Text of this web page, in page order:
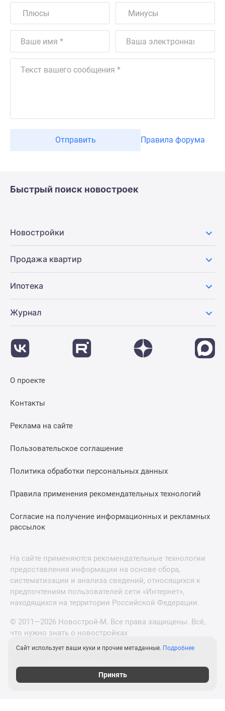
Отправить Правила форума
Быстрый поиск новостроек
Новостройки
Продажа квартир
Ипотека
Журнал
О проекте
Контакты
Реклама на сайте
Пользовательское соглашение
Политика обработки персональных данных
Правила применения рекомендательных технологий
Согласие на получение информационных и рекламных
рассылок
На сайте применяются рекомендательные технологии
предоставления информации на основе сбора,
систематизации и анализа сведений, относящихся к
предпочтениям пользователей сети «Интернет»,
находящихся на территории Российской Федерации.
© 2011—2026 Новострой-М. Все права защищены. Всё,
что нужно знать о новостройках
области
Сайт использует ваши куки и прочие метаданные. Подробнее
Принять